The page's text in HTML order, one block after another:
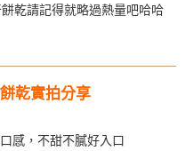
乾請記得就略過熱量吧哈哈
乾實拍分享
感，不甜不膩好入口